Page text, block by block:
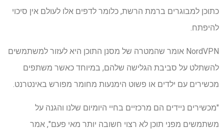
כתוכן למבוגרים ברמת הרשת, כלומר לדפים אלו לעולם אין סיכוי
להיפתח.
NordVPN אומר שהמטרה של מסנן התוכן היא לעזור למשתמשים
להשתלט על סביבת הגלישה שלהם, במיוחד כאשר משתפים
מכשירים עם ילדים או פשוט הימנעות מחומר מפורש באינטרנט.
"מכשירים ניידים הם מרכזיים בחיי היומיום שלנו והגנה על
משתמשים מפני תוכן לא רצוי חשובה יותר מאי פעם", אמר